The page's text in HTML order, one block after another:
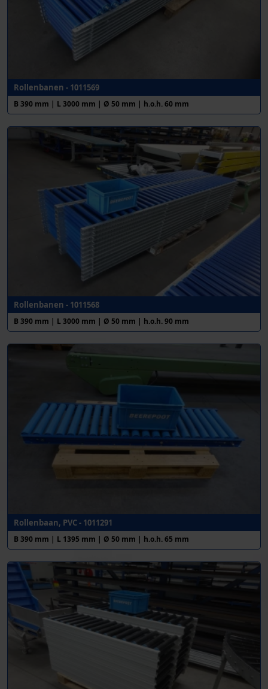
Rollenbanen - 1011569
B 390 mm | L 3000 mm | Ø 50 mm | h.o.h. 60 mm
Rollenbanen - 1011568
B 390 mm | L 3000 mm | Ø 50 mm | h.o.h. 90 mm
Rollenbaan, PVC - 1011291
B 390 mm | L 1395 mm | Ø 50 mm | h.o.h. 65 mm